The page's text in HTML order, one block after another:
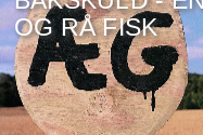
OG RÅ FISK